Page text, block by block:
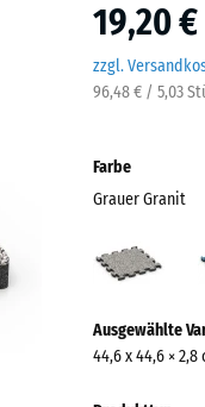
19,20
zzgl.
96,48 € / 5,03
Farbe
Grauer Granit
Informationen
zu
Ausgewählte
44,6 x 44,6 × 2,8